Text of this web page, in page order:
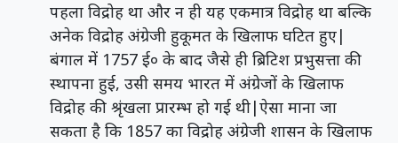
पहला विद्रोह था और न ही यह एकमात्र विद्रोह था बल्कि
अनेक विद्रोह अंग्रेजी हुकूमत के खिलाफ घटित हुए|
बंगाल में 1757 ई० के बाद जैसे ही ब्रिटिश प्रभुसत्ता की
स्थापना हुई, उसी समय भारत में अंग्रेजों के खिलाफ
विद्रोह की श्रृंखला प्रारम्भ हो गई थी|ऐसा माना जा
सकता है कि 1857 का विद्रोह अंग्रेजी शासन के खिलाफ